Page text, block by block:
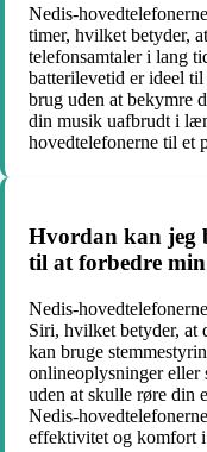
Nedis-
timer, hvilket betyder,
telefonsamtaler i lang
batterilevetid er ideel
brug uden at bekymre
din musik uafbrudt i
hovedtelefonerne til et
Hvordan kan jeg
til at forbedre
Nedis-
Siri, hvilket betyder, at
kan bruge
onlineoplysninger eller
uden at skulle røre din
Nedis-
effektivitet og komfort